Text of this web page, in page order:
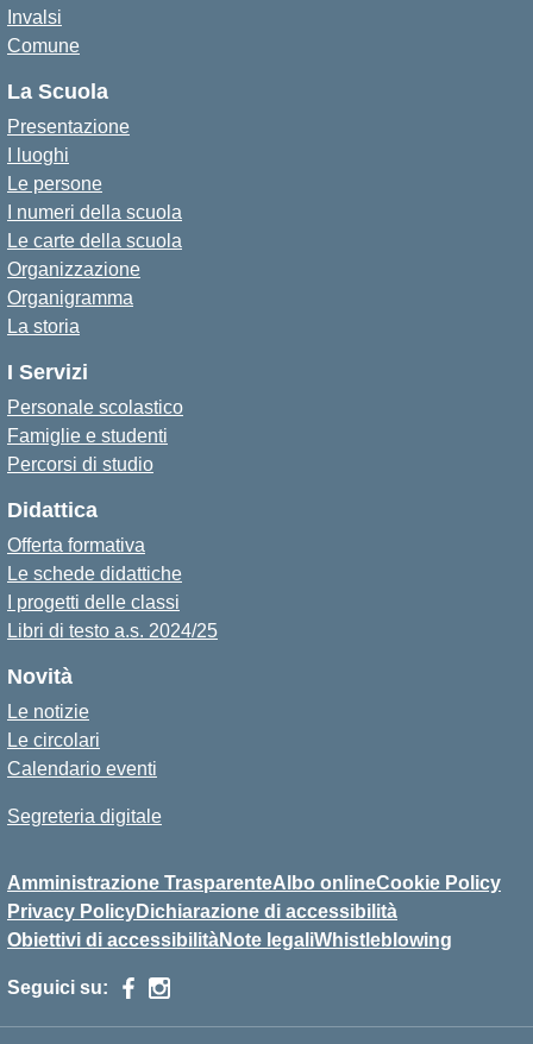
Invalsi
Comune
La Scuola
Presentazione
I luoghi
Le persone
I numeri della scuola
Le carte della scuola
Organizzazione
Organigramma
La storia
I Servizi
Personale scolastico
Famiglie e studenti
Percorsi di studio
Didattica
Offerta formativa
Le schede didattiche
I progetti delle classi
Libri di testo a.s. 2024/25
Novità
Le notizie
Le circolari
Calendario eventi
Segreteria digitale
Amministrazione TrasparenteAlbo onlineCookie Policy
Privacy PolicyDichiarazione di accessibilità
Obiettivi di accessibilitàNote legaliWhistleblowing
Seguici su: